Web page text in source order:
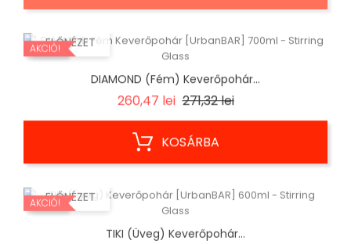
ELŐNÉZET
AKCIÓ!
DIAMOND (Fém) Keverőpohár...
260,47 lei Regular
271,32 leiÁr
KOSÁRBA
ELŐNÉZET
AKCIÓ!
TIKI (Üveg) Keverőpohár...